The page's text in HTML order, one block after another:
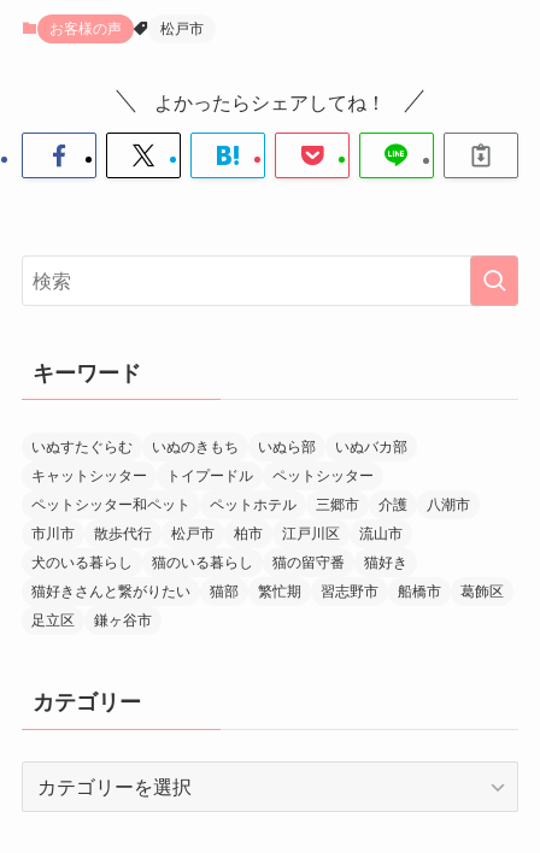
お客様の声 松戸市
よかったらシェアしてね！
キーワード
いぬすたぐらむ いぬのきもち いぬら部
いぬバカ部
キャットシッター
トイプードル
ペットシッター
ペットシッター和ペット
ペットホテル 三郷市 介護
八潮市
市川市
散歩代行 松戸市 柏市 江戸川区
流山市
犬のいる暮らし
猫のいる暮らし 猫の留守番
猫好き
猫好きさんと繋がりたい
猫部 繁忙期 習志野市 船橋市
葛飾区
足立区
鎌ヶ谷市
カテゴリー